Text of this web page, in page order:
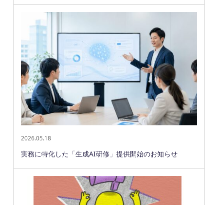
2026.05.18
実務に特化した「生成AI研修」提供開始のお知らせ